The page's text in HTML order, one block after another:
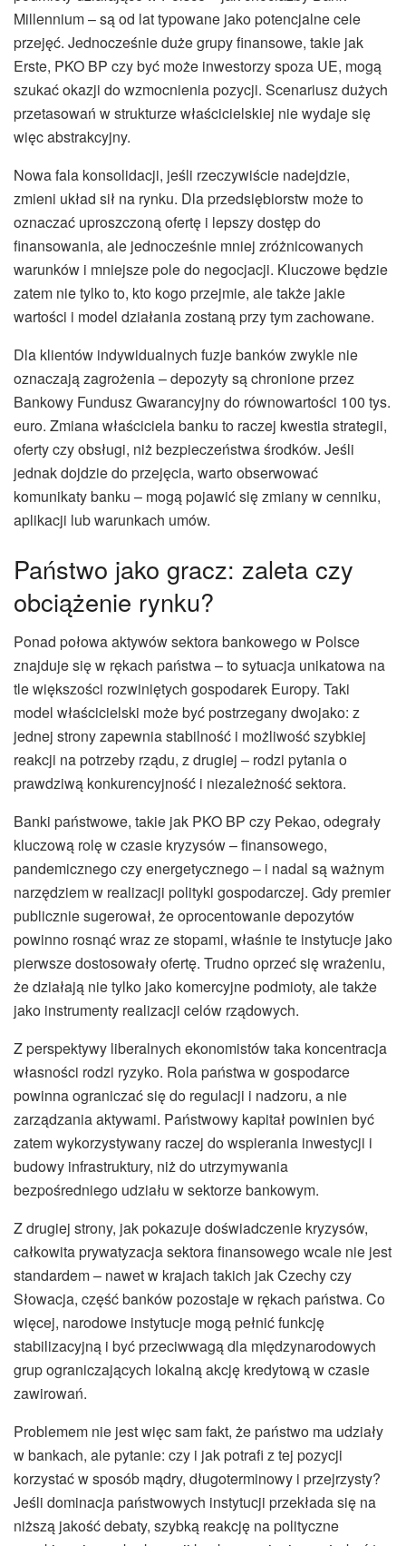
Millennium – są od lat typowane jako potencjalne cele
przejęć. Jednocześnie duże grupy finansowe, takie jak
Erste, PKO BP czy być może inwestorzy spoza UE, mogą
szukać okazji do wzmocnienia pozycji. Scenariusz dużych
przetasowań w strukturze właścicielskiej nie wydaje się
więc abstrakcyjny.
Nowa fala konsolidacji, jeśli rzeczywiście nadejdzie,
zmieni układ sił na rynku. Dla przedsiębiorstw może to
oznaczać uproszczoną ofertę i lepszy dostęp do
finansowania, ale jednocześnie mniej zróżnicowanych
warunków i mniejsze pole do negocjacji. Kluczowe będzie
zatem nie tylko to, kto kogo przejmie, ale także jakie
wartości i model działania zostaną przy tym zachowane.
Dla klientów indywidualnych fuzje banków zwykle nie
oznaczają zagrożenia – depozyty są chronione przez
Bankowy Fundusz Gwarancyjny do równowartości 100 tys.
euro. Zmiana właściciela banku to raczej kwestia strategii,
oferty czy obsługi, niż bezpieczeństwa środków. Jeśli
jednak dojdzie do przejęcia, warto obserwować
komunikaty banku – mogą pojawić się zmiany w cenniku,
aplikacji lub warunkach umów.
Państwo jako gracz: zaleta czy
obciążenie rynku?
Ponad połowa aktywów sektora bankowego w Polsce
znajduje się w rękach państwa – to sytuacja unikatowa na
tle większości rozwiniętych gospodarek Europy. Taki
model właścicielski może być postrzegany dwojako: z
jednej strony zapewnia stabilność i możliwość szybkiej
reakcji na potrzeby rządu, z drugiej – rodzi pytania o
prawdziwą konkurencyjność i niezależność sektora.
Banki państwowe, takie jak PKO BP czy Pekao, odegrały
kluczową rolę w czasie kryzysów – finansowego,
pandemicznego czy energetycznego – i nadal są ważnym
narzędziem w realizacji polityki gospodarczej. Gdy premier
publicznie sugerował, że oprocentowanie depozytów
powinno rosnąć wraz ze stopami, właśnie te instytucje jako
pierwsze dostosowały ofertę. Trudno oprzeć się wrażeniu,
że działają nie tylko jako komercyjne podmioty, ale także
jako instrumenty realizacji celów rządowych.
Z perspektywy liberalnych ekonomistów taka koncentracja
własności rodzi ryzyko. Rola państwa w gospodarce
powinna ograniczać się do regulacji i nadzoru, a nie
zarządzania aktywami. Państwowy kapitał powinien być
zatem wykorzystywany raczej do wspierania inwestycji i
budowy infrastruktury, niż do utrzymywania
bezpośredniego udziału w sektorze bankowym.
Z drugiej strony, jak pokazuje doświadczenie kryzysów,
całkowita prywatyzacja sektora finansowego wcale nie jest
standardem – nawet w krajach takich jak Czechy czy
Słowacja, część banków pozostaje w rękach państwa. Co
więcej, narodowe instytucje mogą pełnić funkcję
stabilizacyjną i być przeciwwagą dla międzynarodowych
grup ograniczających lokalną akcję kredytową w czasie
zawirowań.
Problemem nie jest więc sam fakt, że państwo ma udziały
w bankach, ale pytanie: czy i jak potrafi z tej pozycji
korzystać w sposób mądry, długoterminowy i przejrzysty?
Jeśli dominacja państwowych instytucji przekłada się na
niższą jakość debaty, szybką reakcję na polityczne